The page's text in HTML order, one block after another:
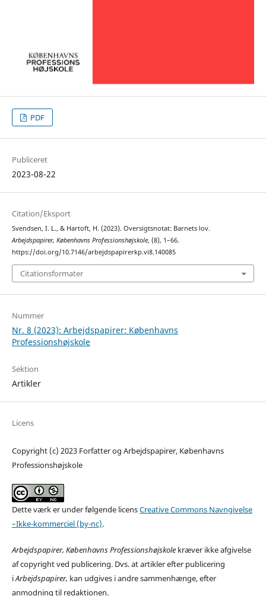
PDF
Publiceret
2023-08-22
Citation/Eksport
Svendsen, I. L., & Hartoft, H. (2023). Oversigtsnotat: Barnets lov.
Arbejdspapirer, Københavns Professionshøjskole, (8), 1–66.
https://doi.org/10.7146/arbejdspapirerkp.vi8.140085
Citationsformater
Nummer
Nr. 8 (2023): Arbejdspapirer: Københavns
Professionshøjskole
Sektion
Artikler
Licens
Copyright (c) 2023 Forfatter og Arbejdspapirer, Københavns
Professionshøjskole
Dette værk er under følgende licensCreative Commons Navngivelse
–Ikke-kommerciel (by-nc).
Arbejdspapirer, Københavns Professionshøjskole kræver ikke afgivelse
af copyright ved publicering. Dvs. at artikler efter publicering
iArbejdspapirer, kan udgives i andre sammenhænge, efter
anmodning til redaktionen.